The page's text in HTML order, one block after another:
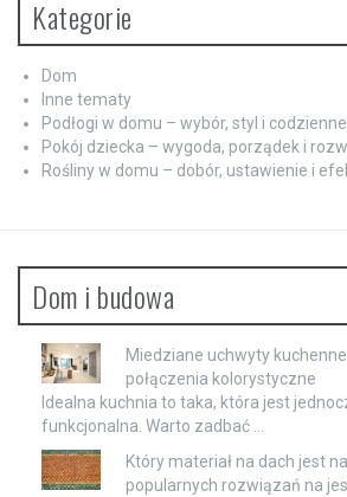
Kategorie
Dom
Inne tematy
Podłogi w domu – wybór, styl i
Pokój dziecka – wygoda, porządek i
Rośliny w domu – dobór, ustawienie i
Dom i budowa
Miedziane uchwyty
połączenia kolorystyczne
Idealna kuchnia to taka, która jest
funkcjonalna. Warto zadbać …
Który materiał na dach jest
popularnych rozwiązań na